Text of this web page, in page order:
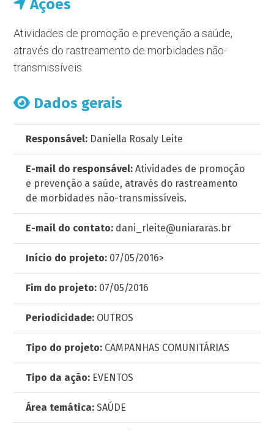
Ações
Atividades de promoção e prevenção a saúde,
através do rastreamento de morbidades não-
transmissíveis.
Dados gerais
Responsável: Daniella Rosaly Leite
E-mail do responsável: Atividades de promoção
e prevenção a saúde, através do rastreamento
de morbidades não-transmissíveis.
E-mail do contato: dani_rleite@uniararas.br
Início do projeto: 07/05/2016>
Fim do projeto: 07/05/2016
Periodicidade: OUTROS
Tipo do projeto: CAMPANHAS COMUNITÁRIAS
Tipo da ação: EVENTOS
Área temática: SAÚDE